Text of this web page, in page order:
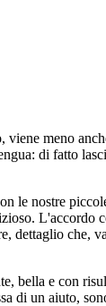
meno
di fatto
le nostre
L'accordo
dettaglio che,
bella e con
di un aiuto,